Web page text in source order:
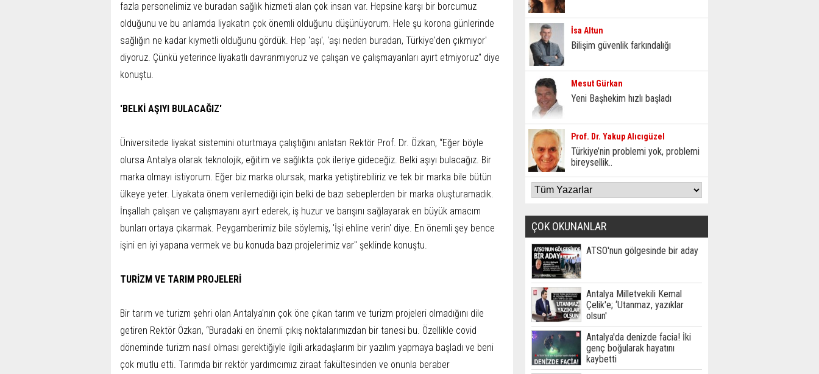
fazla personelimiz ve buradan sağlık hizmeti alan çok insan var. Hepsine karşı bir borcumuz
olduğunu ve bu anlamda liyakatın çok önemli olduğunu düşünüyorum. Hele şu korona günlerinde
sağlığın ne kadar kıymetli olduğunu gördük. Hep 'aşı', 'aşı neden buradan, Türkiye'den çıkmıyor'
diyoruz. Çünkü yeterince liyakatlı davranmıyoruz ve çalışan ve çalışmayanları ayırt etmiyoruz" diye
konuştu.
'BELKİ AŞIYI BULACAĞIZ'
Üniversitede liyakat sistemini oturtmaya çalıştığını anlatan Rektör Prof. Dr. Özkan, “Eğer böyle
olursa Antalya olarak teknolojik, eğitim ve sağlıkta çok ileriye gideceğiz. Belki aşıyı bulacağız. Bir
marka olmayı istiyorum. Eğer biz marka olursak, marka yetiştirebiliriz ve tek bir marka bile bütün
ülkeye yeter. Liyakata önem verilemediği için belki de bazı sebeplerden bir marka oluşturamadık.
İnşallah çalışan ve çalışmayanı ayırt ederek, iş huzur ve barışını sağlayarak en büyük amacım
bunları ortaya çıkarmak. Peygamberimiz bile söylemiş, 'İşi ehline verin' diye. En önemli şey bence
işini en iyi yapana vermek ve bu konuda bazı projelerimiz var" şeklinde konuştu.
TURİZM VE TARIM PROJELERİ
Bir tarım ve turizm şehri olan Antalya'nın çok öne çıkan tarım ve turizm projeleri olmadığını dile
getiren Rektör Özkan, “Buradaki en önemli çıkış noktalarımızdan bir tanesi bu. Özellikle covid
döneminde turizm nasıl olması gerektiğiyle ilgili arkadaşlarım bir yazılım yapmaya başladı ve beni
çok mutlu etti. Tarımda bir rektör yardımcımız ziraat fakültesinden ve onunla beraber
İsa Altun
Bilişim güvenlik farkındalığı
Mesut Gürkan
Yeni Başhekim hızlı başladı
Prof. Dr. Yakup Alıcıgüzel
Türkiye’nin problemi yok, problemi
bireysellik..
ÇOK OKUNANLAR
ATSO'nun gölgesinde bir aday
Antalya Milletvekili Kemal
Çelik'e; ‘Utanmaz, yazıklar
olsun'
Antalya'da denizde facia! İki
genç boğularak hayatını
kaybetti